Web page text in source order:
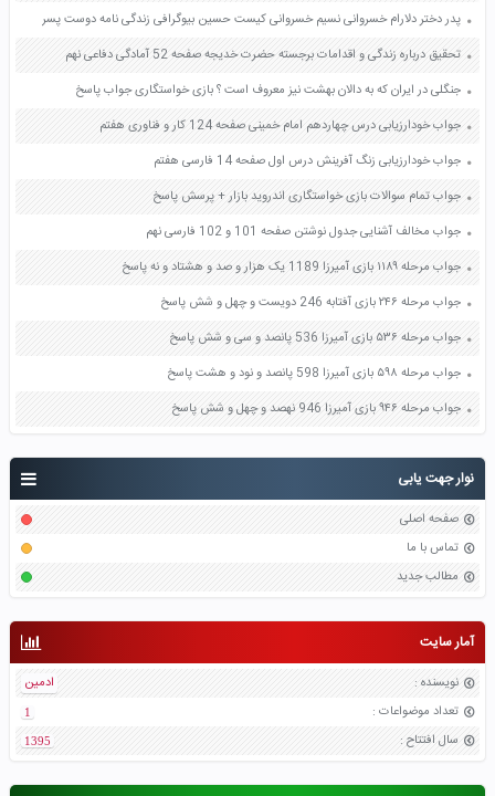
نوار جهت یابی
صفحه اصلی
تماس با ما
مطالب جدید
آمار سایت
نویسنده :
ادمین
تعداد موضواعات :
1
سال افتتاح :
1395
پدر دختر دلارام خسروانی نسیم خسروانی کیست حسین بیوگرافی زندگی نامه دوست پسر
تحقیق درباره زندگی و اقدامات برجسته حضرت خدیجه صفحه 52 آمادگی دفاعی نهم
جنگلی در ایران که به دالان بهشت نیز معروف است ؟ بازی خواستگاری جواب پاسخ
جواب خودارزیابی درس چهاردهم امام خمینی صفحه 124 کار و فناوری هفتم
جواب خودارزیابی زنگ آفرینش درس اول صفحه 14 فارسی هفتم
جواب تمام سوالات بازی خواستگاری اندروید بازار + پرسش پاسخ
جواب مخالف آشنایی جدول نوشتن صفحه 101 و 102 فارسی نهم
جواب مرحله ۱۱۸۹ بازی آمیرزا 1189 یک هزار و صد و هشتاد و نه پاسخ
جواب مرحله ۲۴۶ بازی آفتابه 246 دویست و چهل و شش پاسخ
جواب مرحله ۵۳۶ بازی آمیرزا 536 پانصد و سی و شش پاسخ
جواب مرحله ۵۹۸ بازی آمیرزا 598 پانصد و نود و هشت پاسخ
جواب مرحله ۹۴۶ بازی آمیرزا 946 نهصد و چهل و شش پاسخ